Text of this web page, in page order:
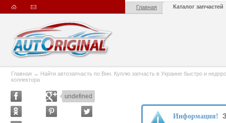
Главная Каталог запчастей
Главная → Найти автозапчасть по Вин. Куплю запчасть в Украине быстро и
коллектора
undefined
Информация!